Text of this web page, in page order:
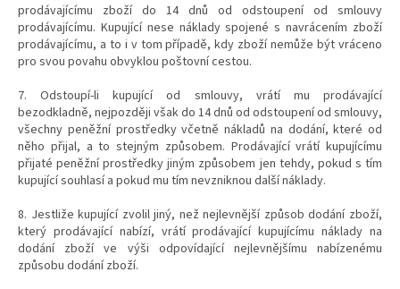
prodávajícímu zboží do 14 dnů od odstoupení od smlouvy
prodávajícímu. Kupující nese náklady spojené s navrácením zboží
prodávajícímu, a to i v tom případě, kdy zboží nemůže být vráceno
pro svou povahu obvyklou poštovní cestou.
7. Odstoupí-li kupující od smlouvy, vrátí mu prodávající
bezodkladně, nejpozději však do 14 dnů od odstoupení od smlouvy,
všechny peněžní prostředky včetně nákladů na dodání, které od
něho přijal, a to stejným způsobem. Prodávající vrátí kupujícímu
přijaté peněžní prostředky jiným způsobem jen tehdy, pokud s tím
kupující souhlasí a pokud mu tím nevzniknou další náklady.
8. Jestliže kupující zvolil jiný, než nejlevnější způsob dodání zboží,
který prodávající nabízí, vrátí prodávající kupujícímu náklady na
dodání zboží ve výši odpovídající nejlevnějšímu nabízenému
způsobu dodání zboží.